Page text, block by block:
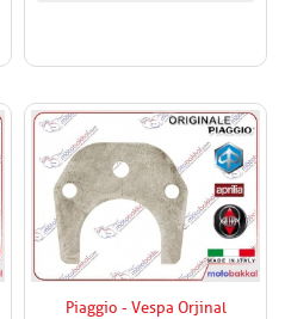
Piaggio - Vespa Orjinal